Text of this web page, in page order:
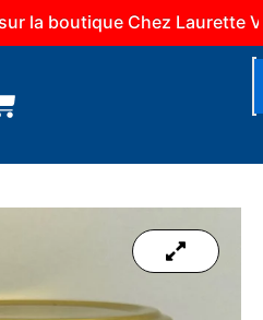
boutique Chez Laurette